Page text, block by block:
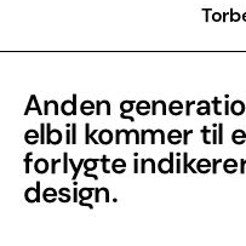
Anden
elbil kommer til
forlygte
design.